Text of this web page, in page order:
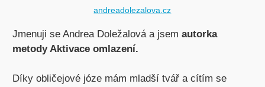
andreadolezalova.cz
Jmenuji se Andrea Doležalová a jsem autorka
metody Aktivace omlazení.
Díky obličejové józe mám mladší tvář a cítím se